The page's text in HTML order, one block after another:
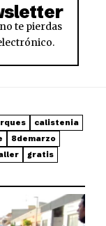
te pierdas
calistenia
8demarzo
gratis